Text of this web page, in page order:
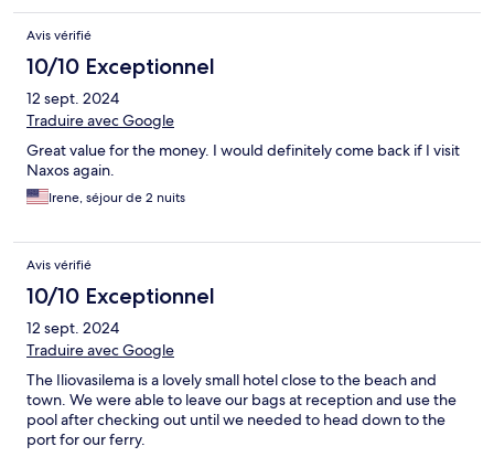
Avis vérifié
10/10 Exceptionnel
12 sept. 2024
Traduire avec Google
Great value for the money. I would definitely come back if I visit
Naxos again.
Irene, séjour de 2 nuits
Avis vérifié
10/10 Exceptionnel
12 sept. 2024
Traduire avec Google
The Iliovasilema is a lovely small hotel close to the beach and
town. We were able to leave our bags at reception and use the
pool after checking out until we needed to head down to the
port for our ferry.